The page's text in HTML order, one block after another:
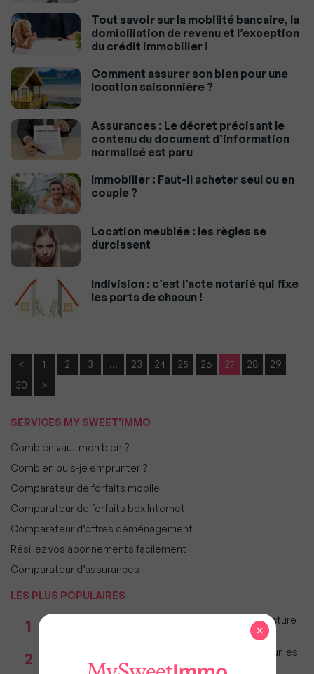
Tout savoir sur la mobilité bancaire, la
domiciliation de revenu et l’exception
du crédit immobilier !
Comment assurer son bien pour une
location saisonnière ?
Assurances : Le décret précisant le
contenu du document d’information
normalisé est paru
Immobilier : Faut-il acheter seul ou en
couple ?
Location meublée : les règles se
durcissent
Indivision : c’est l’acte notarié qui fixe
les parts de chacun !
< 1 2 3 … 23 24 25 26 27 28
29
30
>
SERVICES MY SWEET'IMMO
Combien vaut mon bien ?
Combien puis-je emprunter ?
Comparateur de forfaits mobile
Comparateur de forfaits box Internet
Comparateur d’offres déménagement
Résiliez vos abonnements facilement
Comparateur d’assurances
LES PLUS POPULAIRES
1
Taxe foncière 2026 : Ces grandes villes où la facture
2
Immobilier : Ce que l’AI Act change vraiment pour les
agences depuis le 2 août 2026
×